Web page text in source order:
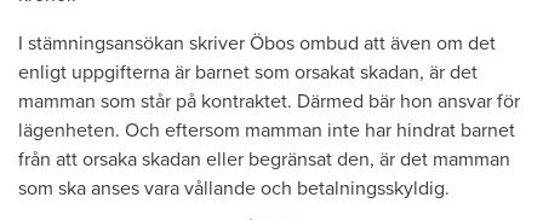
I stämningsansökan skriver Öbos ombud att även om det
enligt uppgifterna är barnet som orsakat skadan, är det
mamman som står på kontraktet. Därmed bär hon ansvar för
lägenheten. Och eftersom mamman inte har hindrat barnet
från att orsaka skadan eller begränsat den, är det mamman
som ska anses vara vållande och betalningsskyldig.